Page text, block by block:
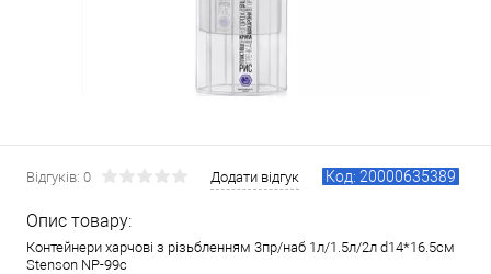
Відгуків: 0 Додати відгук Код: 20000635389
Опис товару:
Контейнери харчові з різьбленням 3пр/наб 1л/1.5л/2л d14*16.5см
Stenson NP-99с